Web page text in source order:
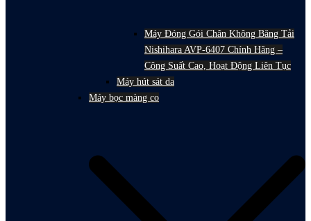
Máy Đóng Gói Chân Không Băng Tải
Nishihara AVP-6407 Chính Hãng –
Công Suất Cao, Hoạt Động Liên Tục
Máy hút sát da
Máy bọc màng co